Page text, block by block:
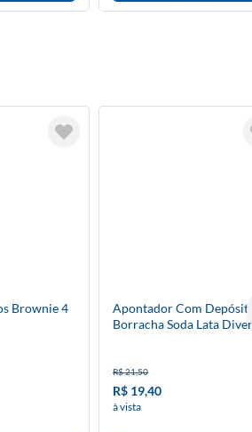
Brownie 4
Apontador Com
Borracha Soda Lata
R$ 21,50
R$ 19,40
à vista